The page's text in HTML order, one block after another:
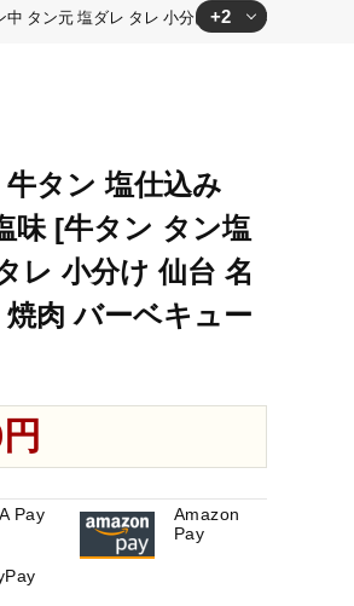
タン元 塩ダレ タレ 小分け 仙台 名物 厚切 肉
い 美味 牛 肉 焼肉 バーベキュー
+2
牛タン 塩仕込み
味 [牛タン タン塩
レ 小分け 仙台 名
肉 バーベキュー
Pay
Amazon
Pay